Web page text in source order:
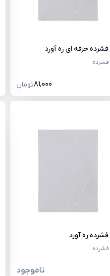
فشرده حرفه ای ره آورد
فشرده
81,000تومان
ره آورد
فشرده
ناموجود